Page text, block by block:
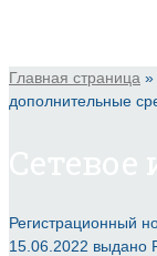
Главная страница »
дополнительные
Регистрационный
15.06.2022 выдано